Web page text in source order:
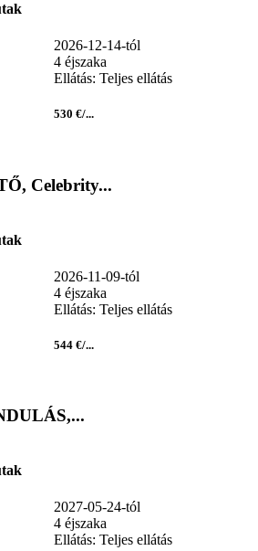
2026-12-14-tól
4 éjszaka
Ellátás: Teljes ellátás
530 €/...
Celebrity...
2026-11-09-tól
4 éjszaka
Ellátás: Teljes ellátás
544 €/...
2027-05-24-tól
4 éjszaka
Ellátás: Teljes ellátás